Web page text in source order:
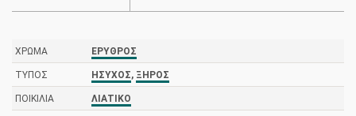
ΧΡΏΜΑ ΕΡΥΘΡΌΣ
ΤΎΠΟΣ ΉΣΥΧΟΣ, ΞΗΡΌΣ
ΠΟΙΚΙΛΊΑ ΛΙΆΤΙΚΟ